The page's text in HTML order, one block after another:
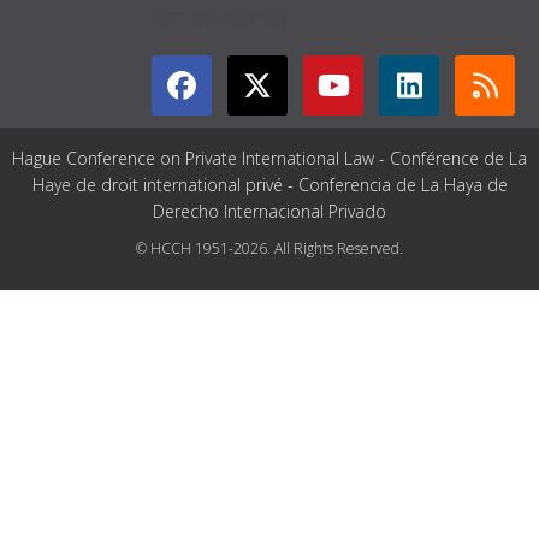
Hague Conference on Private International Law - Conférence de La
Haye de droit international privé - Conferencia de La Haya de
Derecho Internacional Privado
© HCCH 1951-2026. All Rights Reserved.